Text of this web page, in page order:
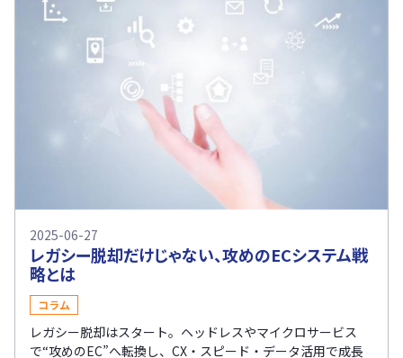
2025-06-27
レガシー脱却だけじゃない、攻めのECシステム戦
略とは
コラム
レガシー脱却はスタート。ヘッドレスやマイクロサービス
で“攻めのEC”へ転換し、CX・スピード・データ活用で成長